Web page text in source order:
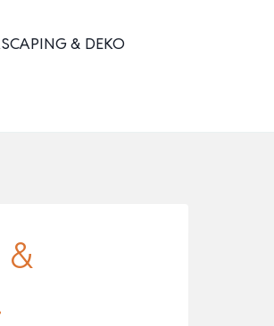
& DEKO
&